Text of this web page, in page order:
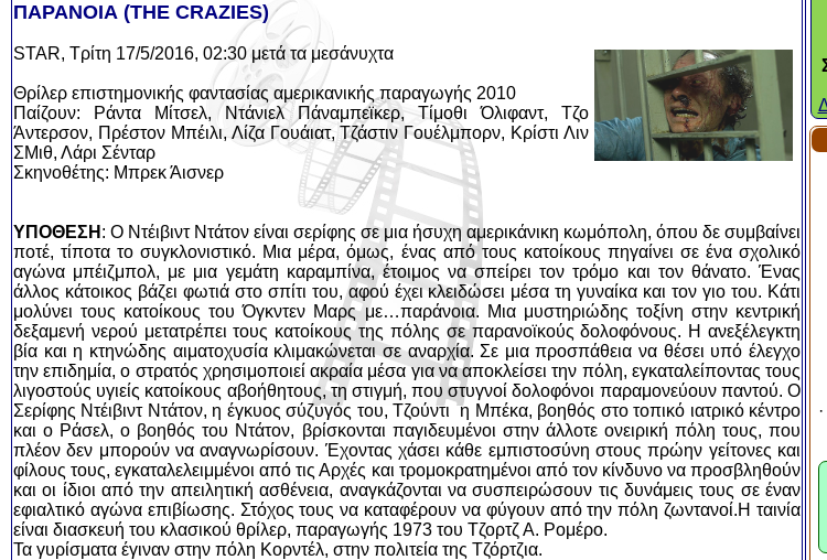
ΠΑΡΑΝΟΙΑ (THE CRAZIES)
STAR, Τρίτη 17/5/2016, 02:30 μετά τα μεσάνυχτα
Θρίλερ επιστημονικής φαντασίας αμερικανικής παραγωγής 2010
Παίζουν: Ράντα Μίτσελ, Ντάνιελ Πάναμπεϊκερ, Τίμοθι Όλιφαντ, Τζο
Άντερσον, Πρέστον Μπέιλι, Λίζα Γουάιατ, Τζάστιν Γουέλμπορν, Κρίστι Λιν
ΣΜιθ, Λάρι Σένταρ
Σκηνοθέτης: Μπρεκ Άισνερ
ΥΠΟΘΕΣΗ : Ο Ντέιβιντ Ντάτον είναι σερίφης σε μια ήσυχη αμερικάνικη κωμόπολη, όπου δε συμβαίνει
ποτέ, τίποτα το συγκλονιστικό. Μια μέρα, όμως, ένας από τους κατοίκους πηγαίνει σε ένα σχολικό
αγώνα μπέιζμπολ, με μια γεμάτη καραμπίνα, έτοιμος να σπείρει τον τρόμο και τον θάνατο. Ένας
άλλος κάτοικος βάζει φωτιά στο σπίτι του, αφού έχει κλειδώσει μέσα τη γυναίκα και τον γιο του. Κάτι
μολύνει τους κατοίκους του Όγκντεν Μαρς με…παράνοια. Μια μυστηριώδης τοξίνη στην κεντρική
δεξαμενή νερού μετατρέπει τους κατοίκους της πόλης σε παρανοϊκούς δολοφόνους. Η ανεξέλεγκτη
βία και η κτηνώδης αιματοχυσία κλιμακώνεται σε αναρχία. Σε μια προσπάθεια να θέσει υπό έλεγχο
την επιδημία, ο στρατός χρησιμοποιεί ακραία μέσα για να αποκλείσει την πόλη, εγκαταλείποντας τους
λιγοστούς υγιείς κατοίκους αβοήθητους, τη στιγμή, που στυγνοί δολοφόνοι παραμονεύουν παντού. Ο
Σερίφης Ντέιβιντ Ντάτον, η έγκυος σύζυγός του, Τζούντι η Μπέκα, βοηθός στο τοπικό ιατρικό κέντρο
και ο Ράσελ, ο βοηθός του Ντάτον, βρίσκονται παγιδευμένοι στην άλλοτε ονειρική πόλη τους, που
πλέον δεν μπορούν να αναγνωρίσουν. Έχοντας χάσει κάθε εμπιστοσύνη στους πρώην γείτονες και
φίλους τους, εγκαταλελειμμένοι από τις Αρχές και τρομοκρατημένοι από τον κίνδυνο να προσβληθούν
και οι ίδιοι από την απειλητική ασθένεια, αναγκάζονται να συσπειρώσουν τις δυνάμεις τους σε έναν
εφιαλτικό αγώνα επιβίωσης. Στόχος τους να καταφέρουν να φύγουν από την πόλη ζωντανοί.Η ταινία
είναι διασκευή του κλασικού θρίλερ, παραγωγής 1973 του Τζορτζ Α. Ρομέρο.
Τα γυρίσματα έγιναν στην πόλη Κορντέλ, στην πολιτεία της Τζόρτζια.